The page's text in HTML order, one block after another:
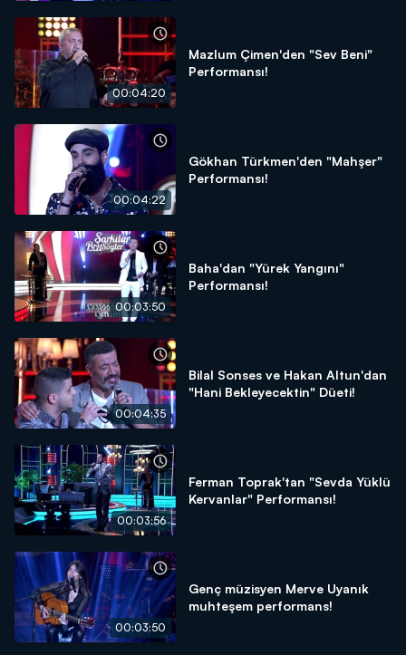
00:04:20
Mazlum Çimen'den "Sev Beni"
Performansı!
00:04:22
Gökhan Türkmen'den "Mahşer"
Performansı!
00:03:50
Baha'dan "Yürek Yangını"
Performansı!
00:04:35
Bilal Sonses ve Hakan Altun'dan
"Hani Bekleyecektin" Düeti!
00:03:56
Ferman Toprak'tan "Sevda Yüklü
Kervanlar" Performansı!
00:03:50
Genç müzisyen Merve Uyanık
muhteşem performans!